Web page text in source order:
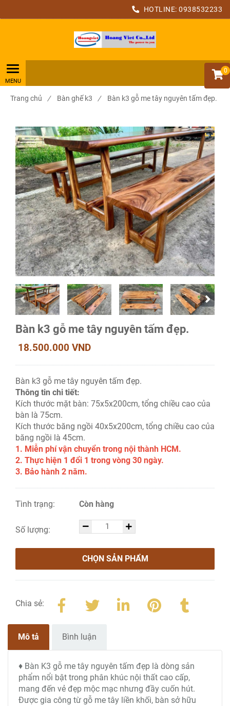
HOTLINE: 0938532233
0
Trang chủ / Bàn ghế k3 / Bàn k3 gỗ me tây nguyên tấm đẹp.
Bàn k3 gỗ me tây nguyên tấm đẹp.
18.500.000 VND
Bàn k3 gỗ me tây nguyên tấm đẹp.
Thông tin chi tiết:
Kích thước mặt bàn: 75x5x200cm, tổng chiều cao của
bàn là 75cm.
Kích thước băng ngồi 40x5x200cm, tổng chiều cao của
băng ngồi là 45cm.
1. Miễn phí vận chuyển trong nội thành HCM.
2. Thực hiện 1 đổi 1 trong vòng 30 ngày.
3. Bảo hành 2 năm.
Tình trạng: Còn hàng
Số lượng:
CHỌN SẢN PHẨM
Chia sẻ:
Mô tả Bình luận
♦ Bàn K3 gỗ me tây nguyên tấm đẹp là dòng sản
phẩm nổi bật trong phân khúc nội thất cao cấp,
mang đến vẻ đẹp mộc mạc nhưng đầy cuốn hút.
Được gia công từ gỗ me tây liền khối, bàn sở hữu